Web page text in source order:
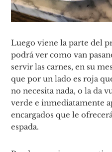
Luego viene la parte del
podrá ver como van
servir las carnes, en su
que por un lado es roja
no necesita nada, o la da
verde e inmediatamente
encargados que le
espada.